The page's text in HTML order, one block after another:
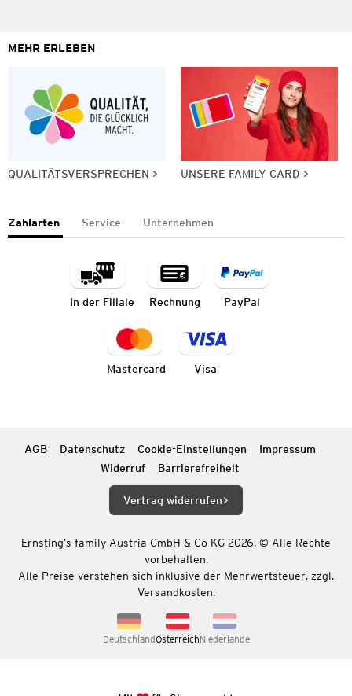
MEHR ERLEBEN
QUALITÄTSVERSPRECHEN UNSERE FAMILY CARD
Zahlarten Service Unternehmen
In der Filiale Rechnung PayPal
Mastercard Visa
AGB Datenschutz Cookie-Einstellungen
Impressum
Widerruf
Barrierefreiheit
Vertrag widerrufen
Ernsting’s family Austria GmbH & Co KG 2026. © Alle Rechte
vorbehalten.
Alle Preise verstehen sich inklusive der Mehrwertsteuer, zzgl.
Versandkosten.
DeutschlandÖsterreichNiederlande